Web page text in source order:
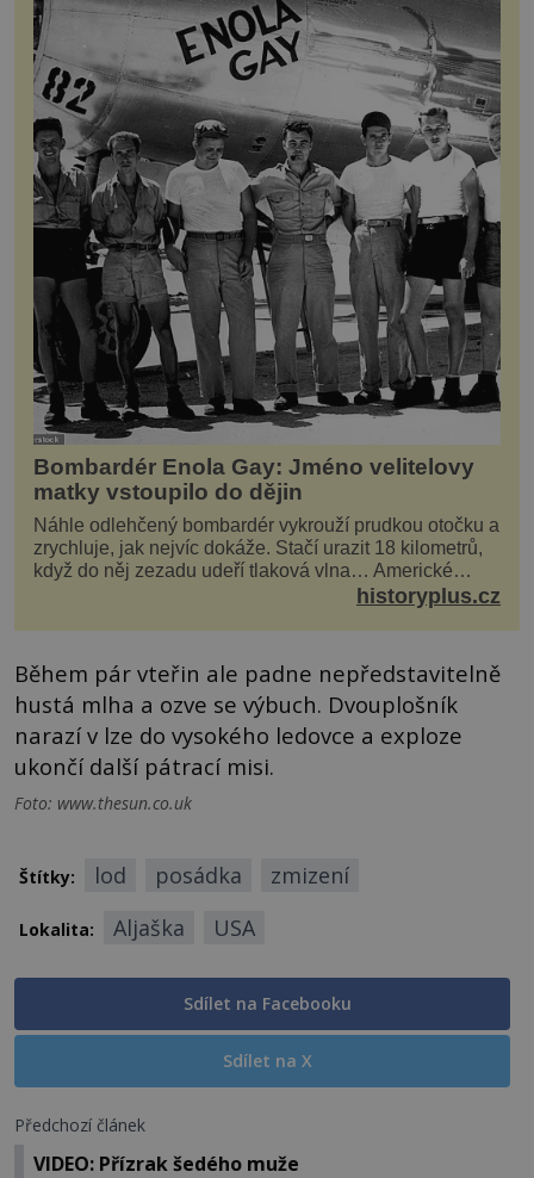
Bombardér Enola Gay: Jméno velitelovy
matky vstoupilo do dějin
Náhle odlehčený bombardér vykrouží prudkou otočku a
zrychluje, jak nejvíc dokáže. Stačí urazit 18 kilometrů,
když do něj zezadu udeří tlaková vlna… Americké
rozhodnutí svrhnout ničivou jadernou bombu ...historyplus.cz
Během pár vteřin ale padne nepředstavitelně
hustá mlha a ozve se výbuch. Dvouplošník
narazí v lze do vysokého ledovce a exploze
ukončí další pátrací misi.
Foto: www.thesun.co.uk
Štítky: lod posádka zmizení
Lokalita: Aljaška USA
Sdílet na Facebooku
Sdílet na X
Předchozí článek
VIDEO: Přízrak šedého muže